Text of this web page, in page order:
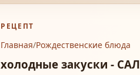
РЕЦЕПТ
Главная/Рождественские блюда
холодные закуски -